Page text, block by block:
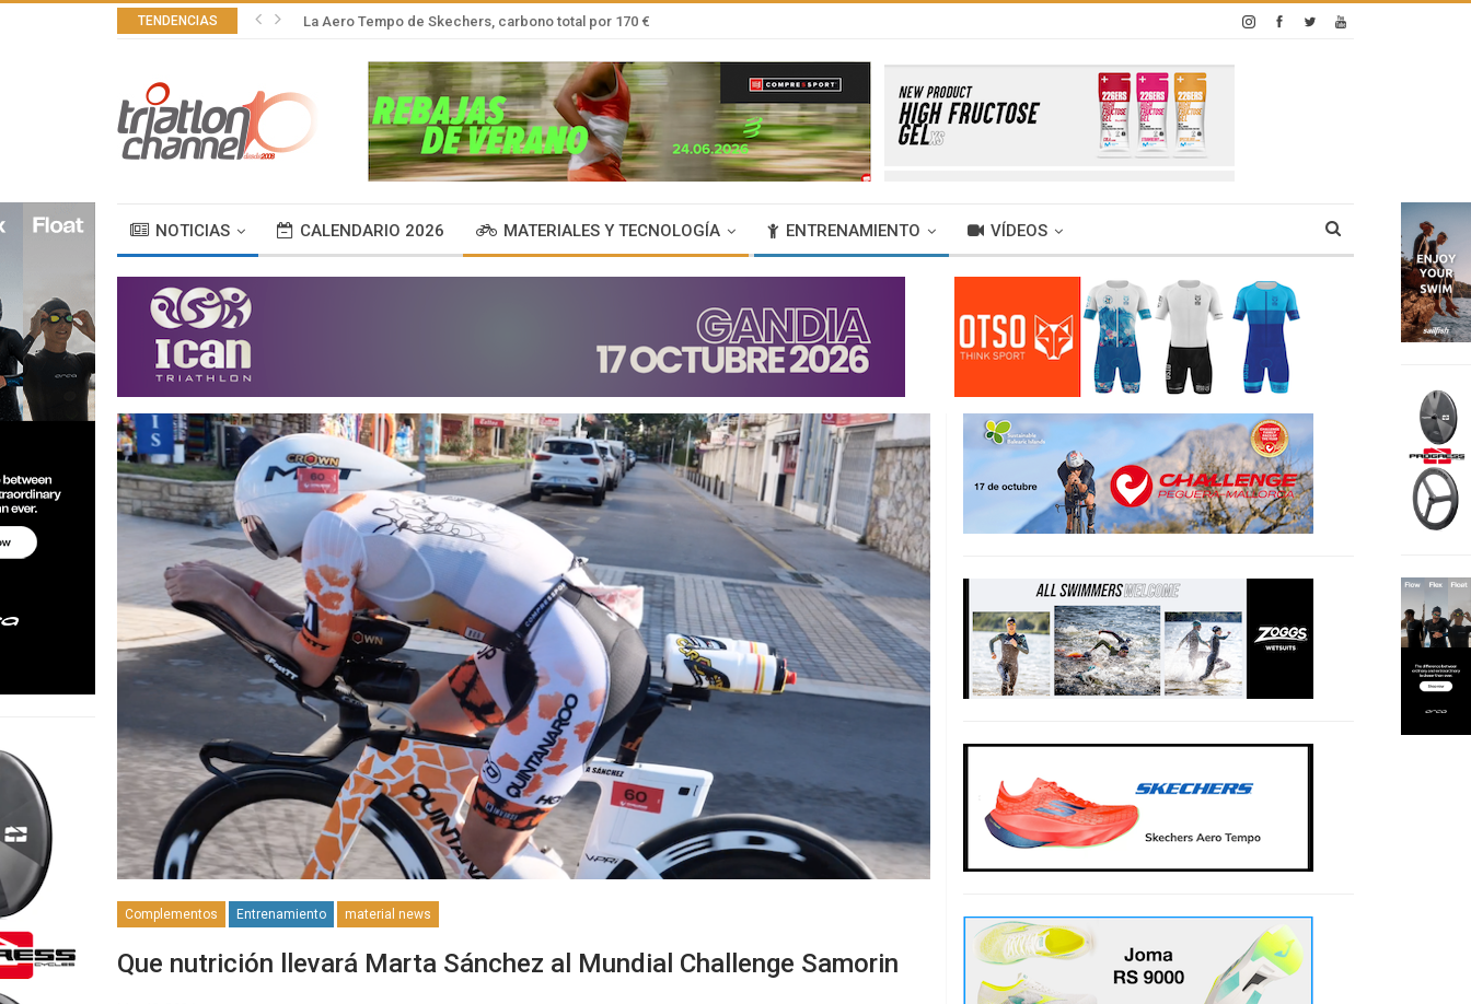
TENDENCIAS La Aero Tempo de Skechers, carbono total por 170 €
NOTICIAS CALENDARIO 2026 MATERIALES Y TECNOLOGÍA ENTRENAMIENTO VÍDEOS
Complementos Entrenamiento material news
Que nutrición llevará Marta Sánchez al Mundial Challenge Samorin